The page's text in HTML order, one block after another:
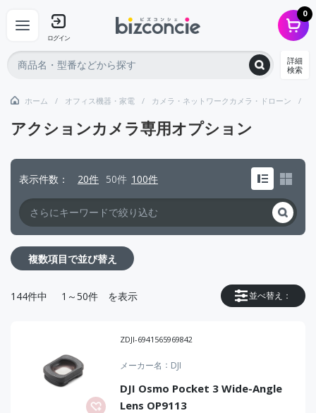
ログイン
0
詳細
検索
ホーム オフィス機器・家電 カメラ・ネットワークカメラ・ドローン
アクションカメラ専用オプション
表示件数 20件 50件 100件
複数項目で並び替え
並べ替え：
144件中 1～50件 を表示
ZDJI-6941565969842
メーカー名 DJI
DJI Osmo Pocket 3 Wide-Angle
Lens OP9113